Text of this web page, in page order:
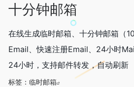
十分钟邮箱
在线生成临时邮箱、十分钟邮箱（
Email、快速注册Email、24小时
24小时，支持邮件转发，自动刷新
标签： 临时邮箱